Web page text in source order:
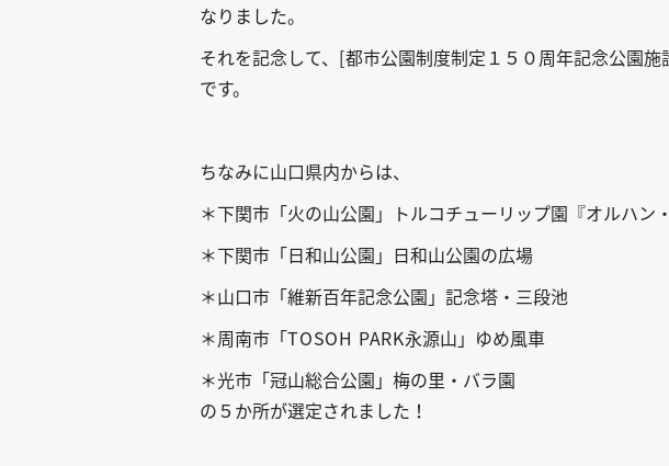
なりました。
それを記念して、 [都市公園制度制定１５０周年記念公園施
です。
ちなみに山口県内からは、
＊下関市「火の山公園」トルコチューリップ園『オルハン
＊下関市「日和山公園」日和山公園の広場
＊山口市「維新百年記念公園」記念塔・三段池
＊周南市「TOSOH PARK永源山」ゆめ風車
＊光市「冠山総合公園」梅の里・バラ園
の５か所が選定されました！